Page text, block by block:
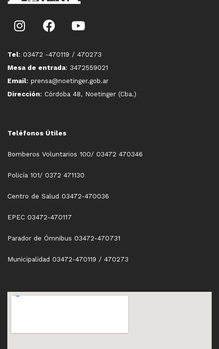
Tel: 03472 -470119 / 470273
Mesa de entrada: 3472559021
Email: prensa@noetinger.gob.ar
Dirección: Córdoba 48, Noetinger (Cba.)
Teléfonos Útiles
Bomberos Voluntarios 100/ 03472 470346
Policía 101/ 0372 471130
Centro de Salud 03472-470036
EPEC 03472-470117
Parador de Ómnibus 03472-470731
Municipalidad 03472-470119 / 470273